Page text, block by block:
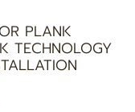
PLANK
TECHNOLOGY